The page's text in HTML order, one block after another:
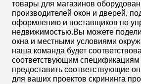
товары для магазинов
производителей окон и дверей,
оформлению и поставщиков по
недвижимостью.Вы можете
окна и местными условиями
наша команда будет
соответствующим спецификациям
предоставить соответствующие
для ваших проектов скрининга